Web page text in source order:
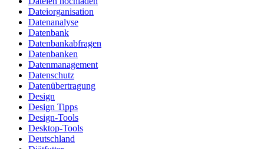
Dateiorganisation
Datenanalyse
Datenbank
Datenbankabfragen
Datenbanken
Datenmanagement
Datenschutz
Datenübertragung
Design
Design Tipps
Design-Tools
Desktop-Tools
Deutschland